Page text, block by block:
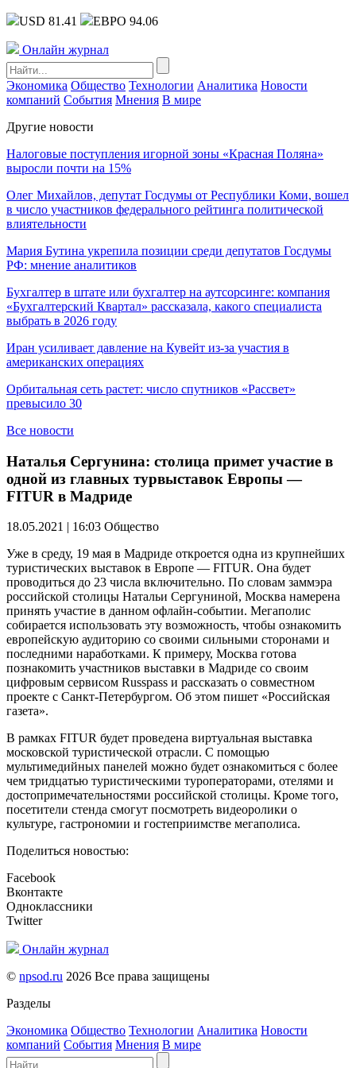
USD 81.41 ЕВРО 94.06
Онлайн журнал
Экономика Общество Технологии Аналитика Новости
компаний События Мнения В мире
Другие новости
Налоговые поступления игорной зоны «Красная Поляна»
выросли почти на 15%
Олег Михайлов, депутат Госдумы от Республики Коми, вошел
в число участников федерального рейтинга политической
влиятельности
Мария Бутина укрепила позиции среди депутатов Госдумы
РФ: мнение аналитиков
Бухгалтер в штате или бухгалтер на аутсорсинге: компания
«Бухгалтерский Квартал» рассказала, какого специалиста
выбрать в 2026 году
Иран усиливает давление на Кувейт из-за участия в
американских операциях
Орбитальная сеть растет: число спутников «Рассвет»
превысило 30
Все новости
Наталья Сергунина: столица примет участие в
одной из главных турвыставок Европы —
FITUR в Мадриде
18.05.2021 | 16:03 Общество
Уже в среду, 19 мая в Мадриде откроется одна из крупнейших
туристических выставок в Европе — FITUR. Она будет
проводиться до 23 числа включительно. По словам заммэра
российской столицы Натальи Сергуниной, Москва намерена
принять участие в данном офлайн-событии. Мегаполис
собирается использовать эту возможность, чтобы ознакомить
европейскую аудиторию со своими сильными сторонами и
последними наработками. К примеру, Москва готова
познакомить участников выставки в Мадриде со своим
цифровым сервисом Russpass и рассказать о совместном
проекте с Санкт-Петербургом. Об этом пишет «Российская
газета».
В рамках FITUR будет проведена виртуальная выставка
московской туристической отрасли. С помощью
мультимедийных панелей можно будет ознакомиться с более
чем тридцатью туристическими туроператорами, отелями и
достопримечательностями российской столицы. Кроме того,
посетители стенда смогут посмотреть видеоролики о
культуре, гастрономии и гостеприимстве мегаполиса.
Поделиться новостью:
Facebook
Вконтакте
Одноклассники
Twitter
Онлайн журнал
© npsod.ru 2026 Все права защищены
Разделы
Экономика Общество Технологии Аналитика Новости
компаний События Мнения В мире